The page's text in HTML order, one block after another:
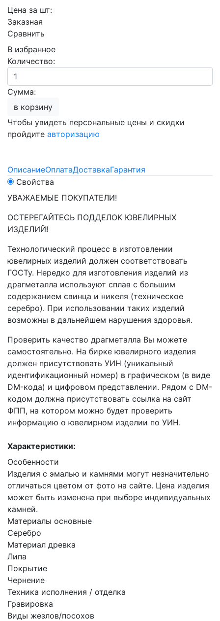
Цена за шт:
Заказная
Сравнить
В избранное
Количество:
Сумма:
в корзину
Чтобы увидеть персональные цены и скидки
пройдите авторизацию
ОписаниеОплатаДоставкаГарантия
Свойства
УВАЖАЕМЫЕ ПОКУПАТЕЛИ!
ОСТЕРЕГАЙТЕСЬ ПОДДЕЛОК ЮВЕЛИРНЫХ
ИЗДЕЛИЙ!
Технологический процесс в изготовлении
ювелирных изделий должен соответствовать
ГОСТу. Нередко для изготовления изделий из
драгметалла используют сплав с большим
содержанием свинца и никеля (техническое
серебро). При использовании таких изделий
возможны в дальнейшем нарушения здоровья.
Проверить качество драгметалла Вы можете
самостоятельно. На бирке ювелирного изделия
должен присутствовать УИН (уникальный
идентификационный номер) в графическом (в виде
DM-кода) и цифровом представлении. Рядом с DM-
кодом должна присутствовать ссылка на сайт
ФПП, на котором можно будет проверить
информацию о ювелирном изделии по УИН.
Характеристики:
Особенности
Изделия с эмалью и камнями могут незначительно
отличаться цветом от фото на сайте. Цена изделия
может быть изменена при выборе индивидуальных
камней.
Материалы основные
Серебро
Материал древка
Липа
Покрытие
Чернение
Техника исполнения / отделка
Гравировка
Виды жезлов/посохов